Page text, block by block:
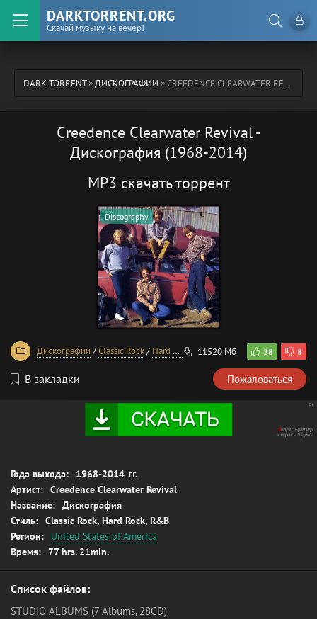
DARKTORRENT.ORG
Скачай музыку на вечер!
DARK TORRENT»ДИСКОГРАФИИ » CREEDENCE CLEARWATER REVIVAL - ДИСКОГРАФИЯ (1968-2014)
Creedence Clearwater Revival -
Дискография (1968-2014)
MP3 скачать торрент
Discography
Дискографии /Classic Rock/ Hard Rock 11520 Мб 28 8
В закладки Пожаловаться
Года выхода: 1968-2014 гг.
Артист: Creedence Clearwater Revival
Название: Дискография
Стиль: Classic Rock, Hard Rock, R&B
Регион:
United States of America
Время: 77 hrs. 21min.
Список файлов:
STUDIO ALBUMS (7 Albums, 28CD)